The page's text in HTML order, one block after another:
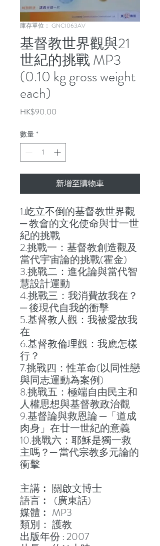
庫存單位： GNCI063AV
基督教世界觀與21
世紀的挑戰 MP3
(0.10 kg gross weight
each)
HK$90.00
數量 *
新增至購物車
1.屹立不倒的基督教世界觀
─ 教會的文化使命與廿一世
紀的挑戰
2.挑戰一：基督教創造觀及
當代宇宙論的挑戰(霍金)
3.挑戰二：進化論與當代智
慧設計運動
4.挑戰三：我消費故我在？
─ 後現代自我的衝擊
5.基督教人觀：我被愛故我
在
6.基督教倫理觀：我應怎樣
行？
7.挑戰四：性革命(以同性戀
與同志運動為案例)
8.挑戰五：極端自由民主和
人權思想與基督教政治觀
9.基督論與救恩論 ─「道成
肉身」在廿一世紀的意義
10.挑戰六：耶穌是獨一救
主嗎？─ 當代宗教多元論的
衝擊
主講︰ 關啟文博士
語言︰ (廣東話)
媒體︰ MP3
類別： 護教
出版年份 : 2007